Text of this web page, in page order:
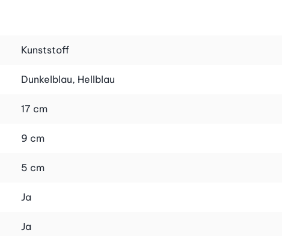
Kunststoff
Dunkelblau, Hellblau
17 cm
9 cm
5 cm
Ja
Ja